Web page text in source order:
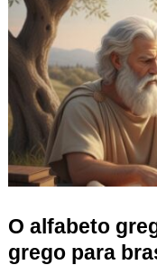
O alfabeto
grego para